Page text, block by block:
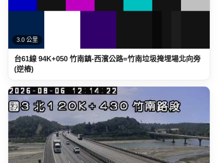
3.1 公里
國道三號 120K+430 竹南路段